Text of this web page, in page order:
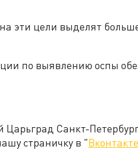
эти цели выделят
по выявлению оспы
Царьград Санкт-
страничку в "Вконтакте